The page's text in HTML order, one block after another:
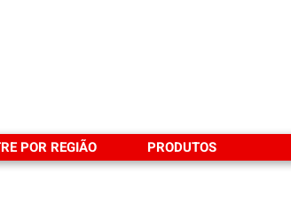
POR REGIÃO PRODUTOS